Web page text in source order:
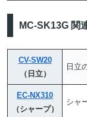
MC-SK13G 関
CV-SW20
（日立）
日立
EC-NX310
（シャープ）
シャ